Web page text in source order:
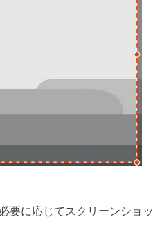
要に応じてスクリーンショ